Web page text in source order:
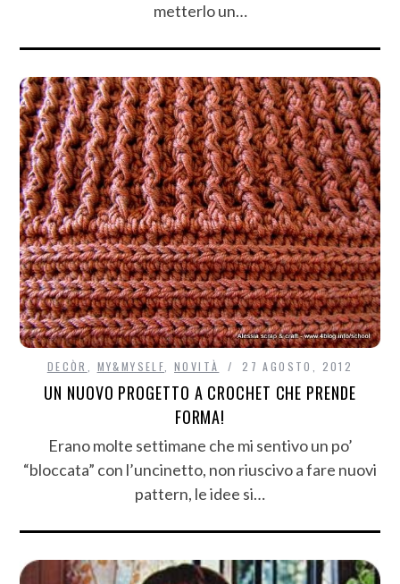
metterlo un…
DECÒR MY&MYSELF NOVITÀ 27 AGOSTO, 2012
UN NUOVO PROGETTO A CROCHET CHE PRENDE
FORMA!
Erano molte settimane che mi sentivo un po’
“bloccata” con l’uncinetto, non riuscivo a fare nuovi
pattern, le idee si…